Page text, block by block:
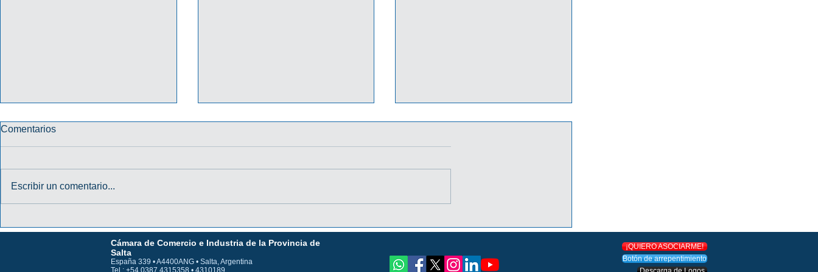
DIGITAL TE DA MÁS" 2026
31/10/2026 CON BANCO
MACRO
JUNTO A BANCO MACRO
Comentarios
Escribir un comentario...
Cámara de Comercio e Industria de la Provincia de
Salta
España 339 • A4400ANG • Salta, Argentina
Tel.: +54 0387 4315358 • 4310189
¡QUIERO ASOCIARME!
Botón de arrepentimiento